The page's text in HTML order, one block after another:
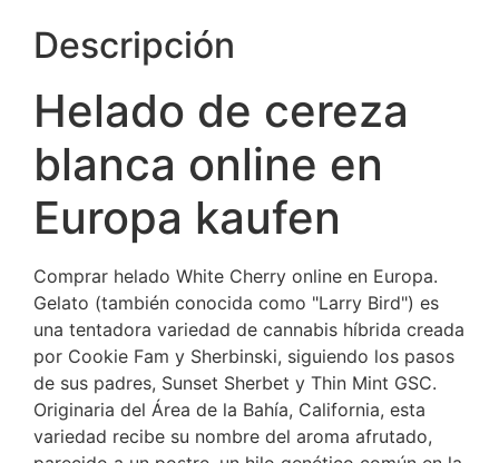
Descripción
Helado de cereza
blanca online en
Europa kaufen
Comprar helado White Cherry online en Europa.
Gelato (también conocida como "Larry Bird") es
una tentadora variedad de cannabis híbrida creada
por Cookie Fam y Sherbinski, siguiendo los pasos
de sus padres, Sunset Sherbet y Thin Mint GSC.
Originaria del Área de la Bahía, California, esta
variedad recibe su nombre del aroma afrutado,